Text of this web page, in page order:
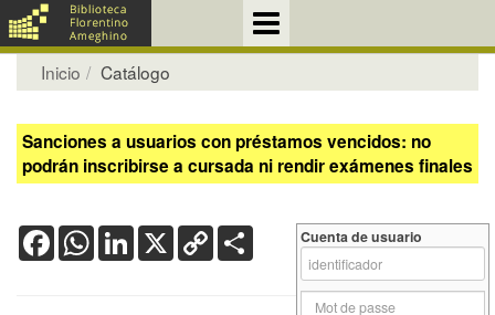
Inicio Catálogo
Sanciones a usuarios con préstamos vencidos: no
podrán inscribirse a cursada ni rendir exámenes finales
FacebookWhatsApp
LinkedIn
X Copy
Link
Cuenta de usuario